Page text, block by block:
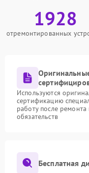
1928
отремонтированных
Используются
сертификацию
работу после
обязательств
Бесплатная